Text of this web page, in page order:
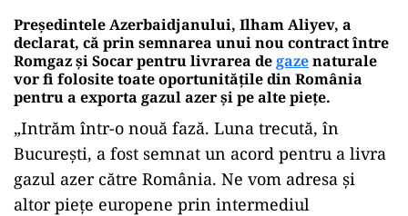
Preşedintele Azerbaidjanului, Ilham Aliyev, a
declarat, că prin semnarea unui nou contract între
Romgaz şi Socar pentru livrarea degazenaturale
vor fi folosite toate oportunităţile din România
pentru a exporta gazul azer şi pe alte pieţe.
„Intrăm într-o nouă fază. Luna trecută, în
Bucureşti, a fost semnat un acord pentru a livra
gazul azer către România. Ne vom adresa şi
altor pieţe europene prin intermediul